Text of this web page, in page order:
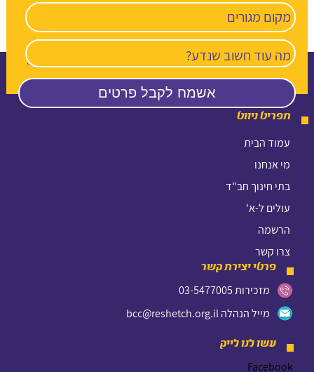
תפריט ניווט
עמוד הבית
מי אנחנו
בתי חינוך חב"ד
עולים ל-א'
הרשמה
צרו קשר
פרטי יצירת קשר
מזכירות 03-5477005
מייל הנהלה bcc@reshetch.org.il
עשו לנו לייק
Facebook